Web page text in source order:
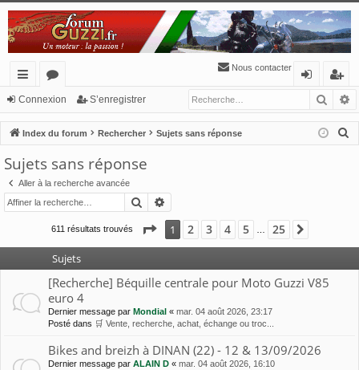
cc
ès
ra
pi
de
or
u
m
Nous contacter
n
ne
n
’e
nr
eg
Connexion S’enregistrer
Index du forum Rechercher Sujets sans réponse
Sujets sans réponse
Aller à la recherche avancée
Rechercher
611 résultats trouvés Page 1sur 25
1 2 3 4 5 25
Sujets
[Recherche] Béquille centrale pour Moto Guzzi V85
euro 4
Dernier message par Mondial « mar. 04 août 2026, 23:17
Posté dans 🛒 Vente, recherche, achat, échange ou troc...
Bikes and breizh à DINAN (22) - 12 & 13/09/2026
Dernier message par ALAIN D « mar. 04 août 2026, 16:10